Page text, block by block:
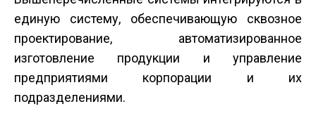
единую систему, обеспечивающую сквозное
проектирование, автоматизированное
изготовление продукции и управление
предприятиями корпорации и их
подразделениями.